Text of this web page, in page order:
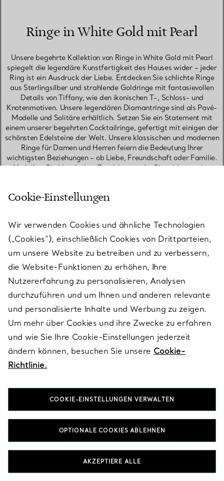
Ringe in White Gold mit Pearl
Unsere begehrte Kollektion von Ringe in White Gold mit Pearl
spiegelt die legendäre Kunstfertigkeit des Hauses wider – jeder
Ring ist ein Ausdruck der Liebe. Entdecken Sie schlichte Ringe
aus Sterlingsilber und strahlende Goldringe mit fantasievollen
Details von Tiffany, wie den ikonischen T-, Schloss- und
Knotenmotiven. Unsere legendären Diamantringe sind als Pavé-
Modelle und Solitäre erhältlich. Setzen Sie ein Statement mit
einem unserer begehrten Cocktailringe, gefertigt mit einigen der
schönsten Edelsteine der Welt. Unsere klassischen und modernen
Ringe für Damen und Herren feiern die Bedeutung Ihrer
wichtigsten Beziehungen – ob Liebe, Freundschaft oder Familie.
Verleihen Sie klassischen Bandringen oder Siegelringen eine
stilvolles Zeichen mit stapelbaren Ringen – etwa schmalen
einen Geburtstag mit einem Geburtssteinring oder Ihre Liebe mit
einem Jubiläumsring. Ob klassisch oder modern – Ringe in White
Gold mit Pearl von Tiffany sind außergewöhnliche
Schmuckstücke, die über Jahre hinweg geschätzt werden.
HALSKETTEN & ANHÄNGER IN WHITE GOLD MIT PEARL
OHRRINGE IN WHITE GOLD MIT PEARL
EHERINGE FÜR HERREN IN WHITE GOLD MIT PEARL
Nach Kategorie ansehen
Cookie-Einstellungen
Wir verwenden Cookies und ähnliche Technologien
(„Cookies“), einschließlich Cookies von Drittparteien,
um unsere Website zu betreiben und zu verbessern,
die Website-Funktionen zu erhöhen, Ihre
Nutzererfahrung zu personalisieren, Analysen
durchzuführen und um Ihnen und anderen relevante
und personalisierte Inhalte und Werbung zu zeigen.
Um mehr über Cookies und ihre Zwecke zu erfahren
und wie Sie Ihre Cookie-Einstellungen jederzeit
ändern können, besuchen Sie unsere Cookie-
Richtlinie.
COOKIE-EINSTELLUNGEN VERWALTEN
OPTIONALE COOKIES ABLEHNEN
AKZEPTIERE ALLE